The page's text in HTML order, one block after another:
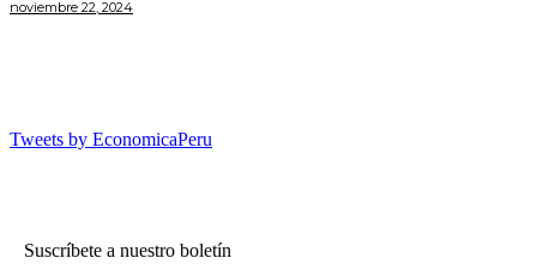
noviembre 22, 2024
Tweets by EconomicaPeru
Suscríbete a nuestro boletín